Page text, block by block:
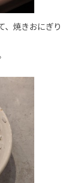
、焼きおにぎり